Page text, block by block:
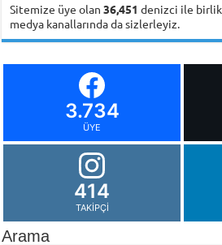
Sitemize üye olan36,451 denizci ile
medya kanallarında da sizlerleyiz.
3.734
ÜYE
414
TAKIPÇI
Arama